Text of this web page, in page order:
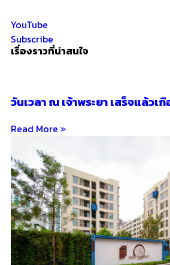
YouTube
Subscribe
เรื่องราวที่น่าสนใจ
วันเวลา ณ เจ้าพระยา เสร็จแล้วเ
Read More »